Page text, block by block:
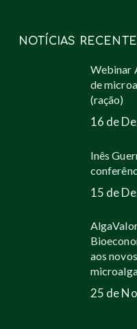
NOTÍCIAS
Webinar
de
(ração)
16 de
Inês
15 de
aos
25 de